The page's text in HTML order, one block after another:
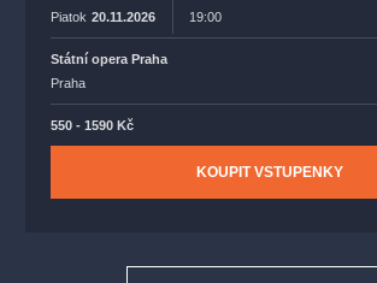
Piatok 20.11.2026 19:00
Státní opera Praha
Praha
550 - 1590 Kč
KOUPIT VSTUPENKY